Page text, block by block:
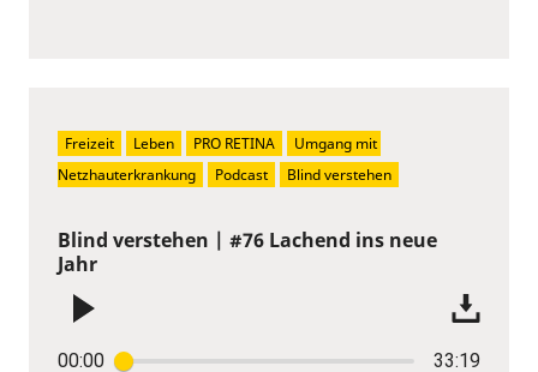
Blind verstehen | #76 Lachend ins neue
Jahr
00:00 33:19
Freizeit Leben PRO RETINA
Umgang mit
Netzhauterkrankung
Podcast Blind verstehen